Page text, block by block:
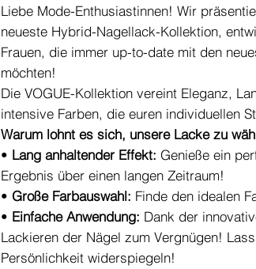
Liebe Mode-Enthusiastinnen! Wir
neueste Hybrid-Nagellack-Kollektion,
Frauen, die immer up-to-date mit den
möchten!
Die VOGUE-Kollektion vereint Eleganz,
intensive Farben, die euren individuellen
Warum lohnt es sich, unsere Lacke zu
• Lang anhaltender Effekt: Genieße ein
Ergebnis über einen langen Zeitraum!
• Große Farbauswahl: Finde den idealen
• Einfache Anwendung: Dank der
Lackieren der Nägel zum Vergnügen!
Persönlichkeit widerspiegeln!